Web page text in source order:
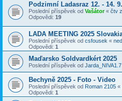
Podzimní Ladasraz 12. - 14.
Poslední příspěvek od Vašátor« čtv
Odpovědi: 19
LADA MEETING 2025
Poslední příspěvek od csfousek «
Odpovědi: 1
Maďarsko Soldvardkért 2025
Poslední příspěvek od Jarda_NIVA1.7
Bechyně 2025 - Foto - Video
Poslední příspěvek od Roman 2105 «
Odpovědi: 1